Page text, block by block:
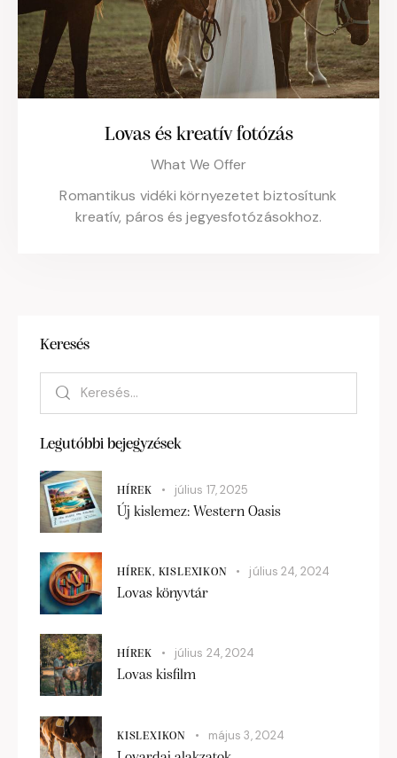
Lovas és kreatív fotózás
What We Offer
Romantikus vidéki környezetet biztosítunk
kreatív, páros és jegyesfotózásokhoz.
Keresés
Legutóbbi bejegyzések
HÍREK
július 17, 2025
Új kislemez: Western Oasis
HÍREK, KISLEXIKON
július 24, 2024
Lovas könyvtár
HÍREK
július 24, 2024
Lovas kisfilm
KISLEXIKON
május 3, 2024